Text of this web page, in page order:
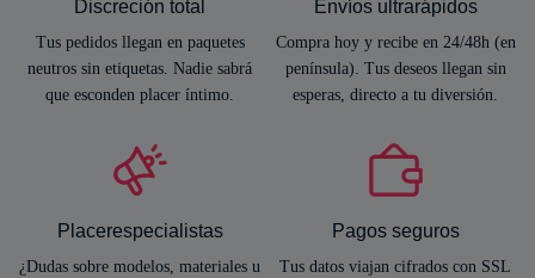
Discreción total
Tus pedidos llegan en paquetes
neutros sin etiquetas. Nadie sabrá
que esconden placer íntimo.
Envíos ultrarápidos
Compra hoy y recibe en 24/48h (en
península). Tus deseos llegan sin
esperas, directo a tu diversión.
Placerespecialistas
¿Dudas sobre modelos, materiales u
Pagos seguros
Tus datos viajan cifrados con SSL